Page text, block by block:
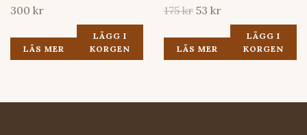
300 kr
LÄS MER
LÄGG I
KORGEN
175 kr 53 kr
LÄS MER
LÄGG I
KORGEN